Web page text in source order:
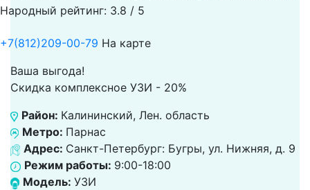
Народный рейтинг: 3.8 / 5
+7(812)209-00-79 На карте
Ваша выгода!
Скидка комплексное УЗИ - 20%
Район: Калининский, Лен. область
Метро: Парнас
Адрес: Санкт-Петербург: Бугры, ул. Нижняя, д. 9
Режим работы: 9:00-18:00
Модель: УЗИ